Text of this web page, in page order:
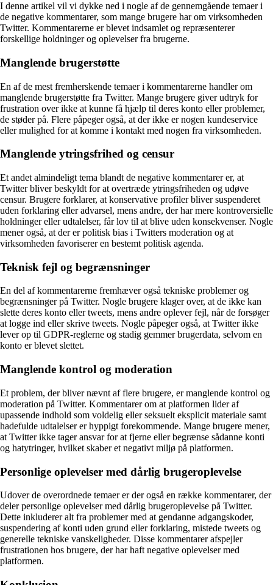
I denne artikel vil vi dykke ned i nogle af de gennemgående temaer i
de negative kommentarer, som mange brugere har om virksomheden
Twitter. Kommentarerne er blevet indsamlet og repræsenterer
forskellige holdninger og oplevelser fra brugerne.
Manglende brugerstøtte
En af de mest fremherskende temaer i kommentarerne handler om
manglende brugerstøtte fra Twitter. Mange brugere giver udtryk for
frustration over ikke at kunne få hjælp til deres konto eller problemer,
de støder på. Flere påpeger også, at der ikke er nogen kundeservice
eller mulighed for at komme i kontakt med nogen fra virksomheden.
Manglende ytringsfrihed og censur
Et andet almindeligt tema blandt de negative kommentarer er, at
Twitter bliver beskyldt for at overtræde ytringsfriheden og udøve
censur. Brugere forklarer, at konservative profiler bliver suspenderet
uden forklaring eller advarsel, mens andre, der har mere kontroversielle
holdninger eller udtalelser, får lov til at blive uden konsekvenser. Nogle
mener også, at der er politisk bias i Twitters moderation og at
virksomheden favoriserer en bestemt politisk agenda.
Teknisk fejl og begrænsninger
En del af kommentarerne fremhæver også tekniske problemer og
begrænsninger på Twitter. Nogle brugere klager over, at de ikke kan
slette deres konto eller tweets, mens andre oplever fejl, når de forsøger
at logge ind eller skrive tweets. Nogle påpeger også, at Twitter ikke
lever op til GDPR-reglerne og stadig gemmer brugerdata, selvom en
konto er blevet slettet.
Manglende kontrol og moderation
Et problem, der bliver nævnt af flere brugere, er manglende kontrol og
moderation på Twitter. Kommentarer om at platformen lider af
upassende indhold som voldelig eller seksuelt eksplicit materiale samt
hadefulde udtalelser er hyppigt forekommende. Mange brugere mener,
at Twitter ikke tager ansvar for at fjerne eller begrænse sådanne konti
og hatytringer, hvilket skaber et negativt miljø på platformen.
Personlige oplevelser med dårlig brugeroplevelse
Udover de overordnede temaer er der også en række kommentarer, der
deler personlige oplevelser med dårlig brugeroplevelse på Twitter.
Dette inkluderer alt fra problemer med at gendanne adgangskoder,
suspendering af konti uden grund eller forklaring, mistede tweets og
generelle tekniske vanskeligheder. Disse kommentarer afspejler
frustrationen hos brugere, der har haft negative oplevelser med
platformen.